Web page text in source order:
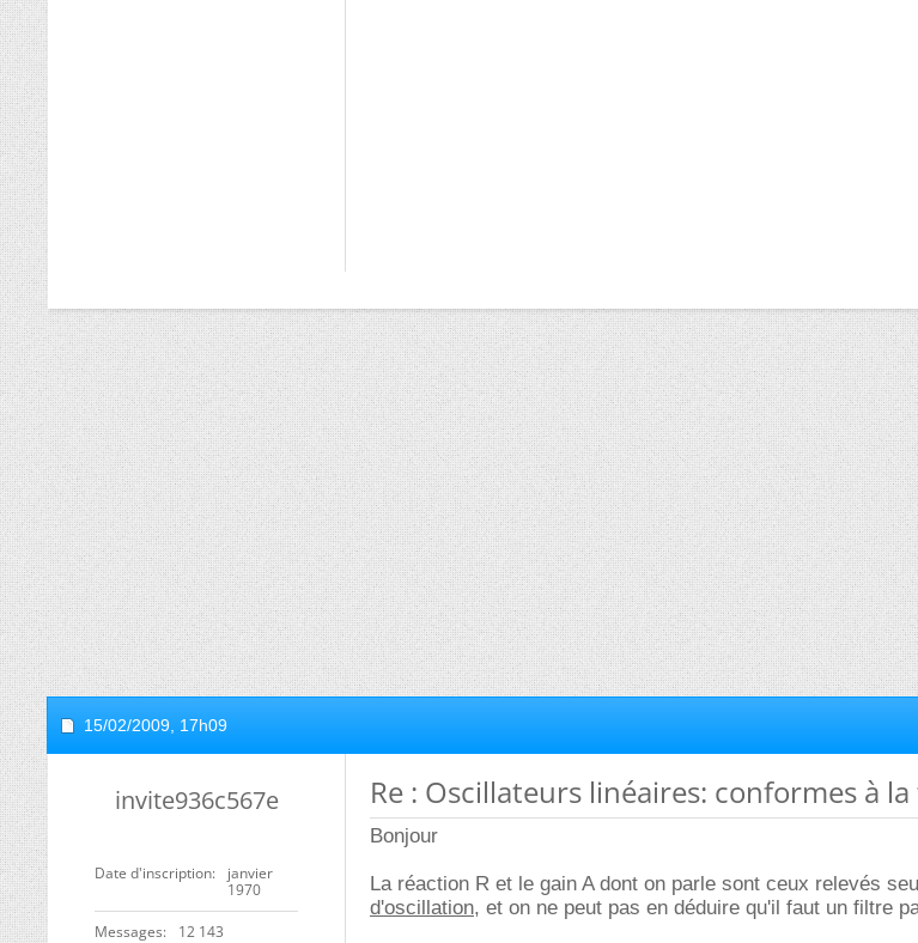
15/02/2009, 17h09
invite936c567e
Date d'inscription
janvier
1970
Messages 12 143
Re : Oscillateurs linéaires: conformes à
Bonjour
La réaction R et le gain A dont on parle sont ceux relevés
d'oscillation, et on ne peut pas en déduire qu'il faut un filtre